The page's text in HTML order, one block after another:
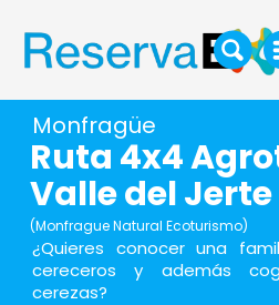
Monfragüe
Ruta 4x4
Valle del Jerte
(Monfrague Natural Ecoturismo)
¿Quieres conocer una
cereceros y además
cerezas?